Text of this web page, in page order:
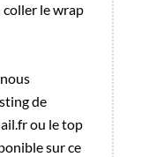
le wrap
de
ou le top
sur ce